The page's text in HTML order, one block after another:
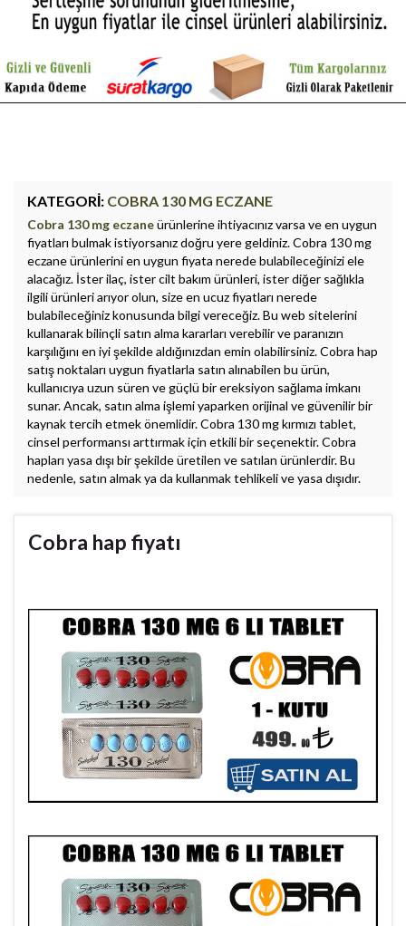
KATEGORI: COBRA 130 MG ECZANE
Cobra 130 mg eczaneürünlerine ihtiyacınız varsa ve en uygun
fiyatları bulmak istiyorsanız doğru yere geldiniz. Cobra 130 mg
eczane ürünlerini en uygun fiyata nerede bulabileceğinizi ele
alacağız. İster ilaç, ister cilt bakım ürünleri, ister diğer sağlıkla
ilgili ürünleri arıyor olun, size en ucuz fiyatları nerede
bulabileceğiniz konusunda bilgi vereceğiz. Bu web sitelerini
kullanarak bilinçli satın alma kararları verebilir ve paranızın
karşılığını en iyi şekilde aldığınızdan emin olabilirsiniz. Cobra hap
satış noktaları uygun fiyatlarla satın alınabilen bu ürün,
kullanıcıya uzun süren ve güçlü bir ereksiyon sağlama imkanı
sunar. Ancak, satın alma işlemi yaparken orijinal ve güvenilir bir
kaynak tercih etmek önemlidir. Cobra 130 mg kırmızı tablet,
cinsel performansı arttırmak için etkili bir seçenektir. Cobra
hapları yasa dışı bir şekilde üretilen ve satılan ürünlerdir. Bu
nedenle, satın almak ya da kullanmak tehlikeli ve yasa dışıdır.
Cobra hap fiyatı